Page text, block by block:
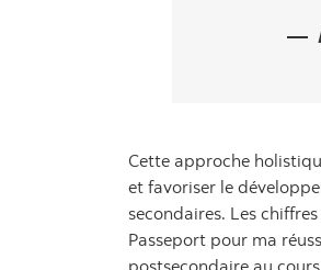
Cette approche
et favoriser le
secondaires. Les
Passeport pour ma
postsecondaire au